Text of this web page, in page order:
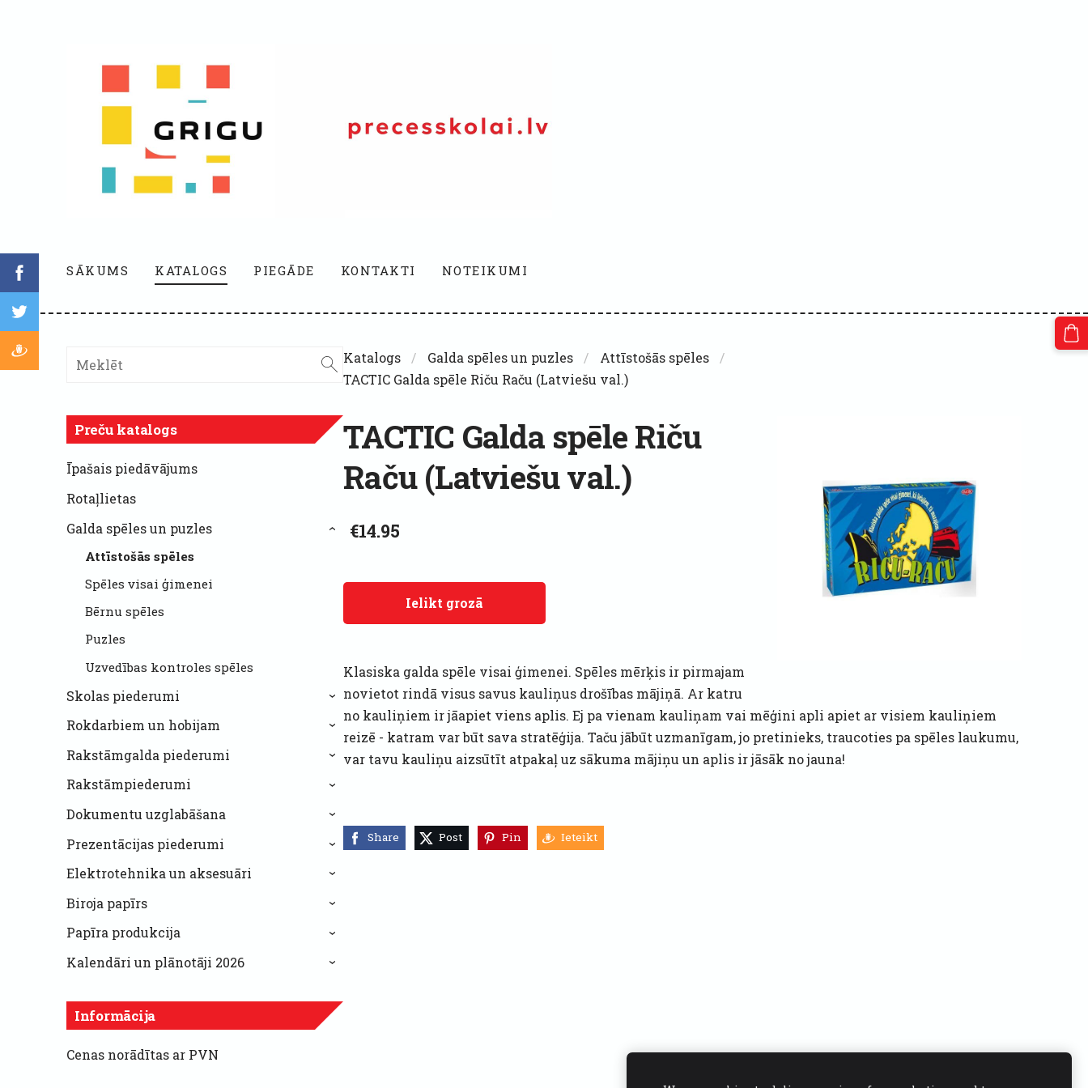
SĀKUMS KATALOGS PIEGĀDE KONTAKTI NOTEIKUMI
Preču katalogs
Īpašais piedāvājums
Rotaļlietas
Galda spēles un puzles
Attīstošās spēles
Spēles visai ģimenei
Bērnu spēles
Puzles
Uzvedības kontroles spēles
›
Skolas piederumi ›
Rokdarbiem un hobijam ›
Rakstāmgalda piederumi ›
Rakstāmpiederumi ›
Dokumentu uzglabāšana ›
Prezentācijas piederumi ›
Elektrotehnika un aksesuāri ›
Biroja papīrs ›
Papīra produkcija ›
Kalendāri un plānotāji 2026 ›
Informācija
Cenas norādītas ar PVN
Katalogs Galda spēles un puzles
Attīstošās spēles
TACTIC Galda spēle Riču Raču (Latviešu val.)
TACTIC Galda spēle Riču
Raču (Latviešu val.)
€14.95
Ielikt grozā
Klasiska galda spēle visai ģimenei. Spēles mērķis ir pirmajam
novietot rindā visus savus kauliņus drošības mājiņā. Ar katru
no kauliņiem ir jāapiet viens aplis. Ej pa vienam kauliņam vai mēģini apli apiet ar visiem kauliņiem
reizē - katram var būt sava stratēģija. Taču jābūt uzmanīgam, jo pretinieks, traucoties pa spēles laukumu,
var tavu kauliņu aizsūtīt atpakaļ uz sākuma mājiņu un aplis ir jāsāk no jauna!
Share Post Pin Ieteikt